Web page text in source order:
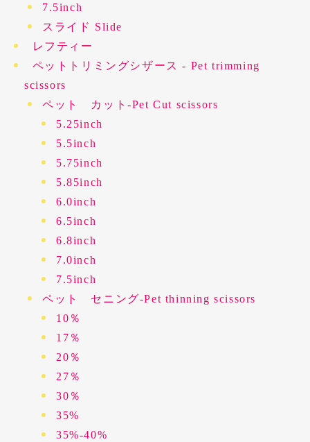
7.5inch
スライド Slide
レフティー
ペットトリミングシザース - Pet trimming
scissors
ペット カット-Pet Cut scissors
5.25inch
5.5inch
5.75inch
5.85inch
6.0inch
6.5inch
6.8inch
7.0inch
7.5inch
ペット セニング-Pet thinning scissors
10％
17％
20％
27％
30％
35%
35%-40%